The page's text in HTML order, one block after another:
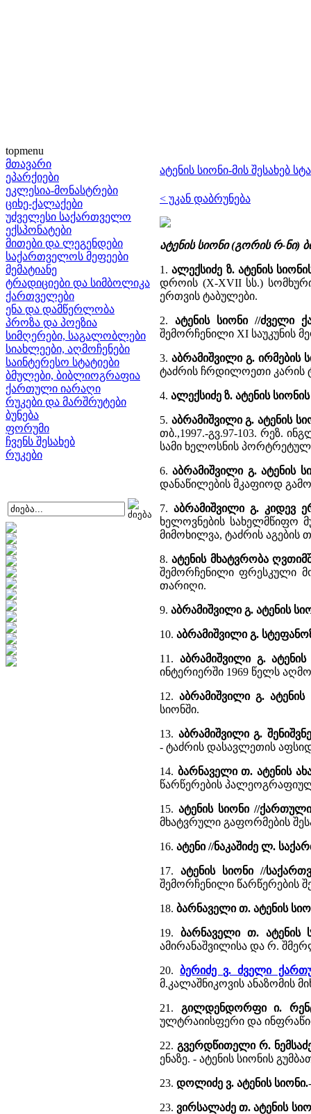
topmenu
მთავარი
ეპარქიები
ეკლესია-მონასტრები
ციხე-ქალაქები
უძველესი საქართველო
ექსპონატები
მითები და ლეგენდები
საქართველოს მეფეები
მემატიანე
ტრადიციები და სიმბოლიკა
ქართველები
ენა და დამწერლობა
პროზა და პოეზია
სიმღერები, საგალობლები
სიახლეები, აღმოჩენები
საინტერესო სტატიები
ბმულები, ბიბლიოგრაფია
ქართული იარაღი
რუკები და მარშრუტები
ბუნება
ფორუმი
ჩვენს შესახებ
რუკები
ატენის სიონი-მის შესახებ
< უკან დაბრუნება
ატენის სიონი (გორის რ-ნი)
1.ალექსიძე ზ. ატენის
დროის (X-XVII სს.)
ერთვის ტაბულები.
2. ატენის სიონი //ძველი
შემორჩენილი XI საუკუნის
3. აბრამიშვილი გ. ირმების
ტაძრის ჩრდილოეთი კარის
4. ალექსიძე ზ. ატენის
5. აბრამიშვილი გ. ატენის
თბ.,1997.-გვ.97-103. რეზ.
სამი ხელოსნის
6.აბრამიშვილი გ. ატენის
დანაწილების მკაფიოდ
7.აბრამიშვილი გ. კიდევ
ხელოვნების სახელმწიფო
მიმოხილვა, ტაძრის აგების
8.ატენის მხატვრობა
შემორჩენილი ფრესკული
თარიღი.
9. აბრამიშვილი გ. ატენის
10. აბრამიშვილი გ.
11. აბრამიშვილი გ.
ინტერიერში 1969 წელს
12. აბრამიშვილი გ.
სიონში.
13. აბრამიშვილი გ.
- ტაძრის დასავლეთის
14. ბარნაველი თ. ატენის
წარწერების
15. ატენის სიონი //
მხატვრული გაფორმების
16. ატენი //ნაკაშიძე ლ.
17.ატენის სიონი //
შემორჩენილი წარწერების
18. ბარნაველი თ. ატენის
19. ბარნაველი თ. ატენის
ამირანაშვილისა და რ.
20.ბერიძე ვ. ძველი
მ.კალაშნიკოვის ანაზომის
21. გილდენდორფი ი.
ულტრაიისფერი და
22. გვერდწითელი რ.
ენაზე. - ატენის სიონის
23. დოლიძე ვ. ატენის სიონი.
23. ვირსალაძე თ. ატენის